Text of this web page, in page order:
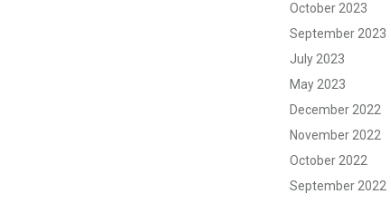
October 2023
September 2023
July 2023
May 2023
December 2022
November 2022
October 2022
September 2022